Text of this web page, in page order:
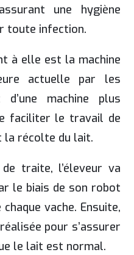
une hygiène
toute infection.
à elle est la machine
actuelle par les
machine plus
faciliter le travail de
la récolte du lait.
traite, l’éleveur va
le biais de son robot
vache. Ensuite,
pour s’assurer
le lait est normal.